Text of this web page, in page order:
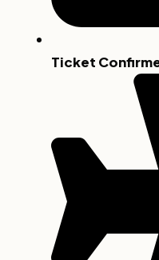
Ticket